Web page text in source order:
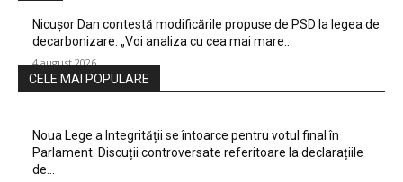
Nicușor Dan contestă modificările propuse de PSD la legea de
decarbonizare: „Voi analiza cu cea mai mare…
4 august 2026
CELE MAI POPULARE
Noua Lege a Integrității se întoarce pentru votul final în
Parlament. Discuții controversate referitoare la declarațiile
de…